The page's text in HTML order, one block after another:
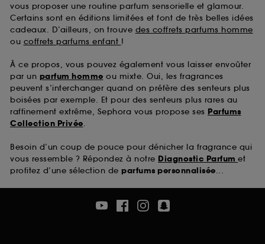
vous proposer une routine parfum sensorielle et glamour.
Certains sont en éditions limitées et font de très belles idées
cadeaux. D’ailleurs, on trouve des coffrets parfums homme
ou coffrets parfums enfant !
À ce propos, vous pouvez également vous laisser envoûter
par un parfum homme ou mixte. Oui, les fragrances
peuvent s’interchanger quand on préfère des senteurs plus
boisées par exemple. Et pour des senteurs plus rares au
raffinement extrême, Sephora vous propose ses Parfums
Collection Privée.
Besoin d’un coup de pouce pour dénicher la fragrance qui
vous ressemble ? Répondez à notre Diagnostic Parfum et
profitez d’une sélection de parfums personnalisée...